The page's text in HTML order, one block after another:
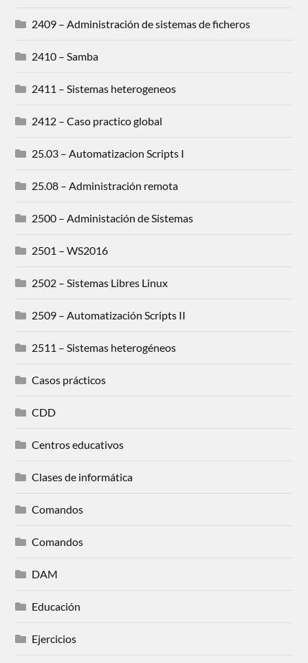
2409 – Administración de sistemas de ficheros
2410 – Samba
2411 – Sistemas heterogeneos
2412 – Caso practico global
25.03 – Automatizacion Scripts I
25.08 – Administración remota
2500 – Administación de Sistemas
2501 – WS2016
2502 – Sistemas Libres Linux
2509 – Automatización Scripts II
2511 – Sistemas heterogéneos
Casos prácticos
CDD
Centros educativos
Clases de informática
Comandos
Comandos
DAM
Educación
Ejercicios